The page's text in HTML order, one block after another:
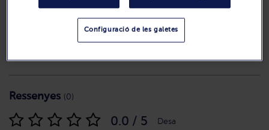
Ressenyes (0)
0.0 / 5 Desa
Configuració de les galetes